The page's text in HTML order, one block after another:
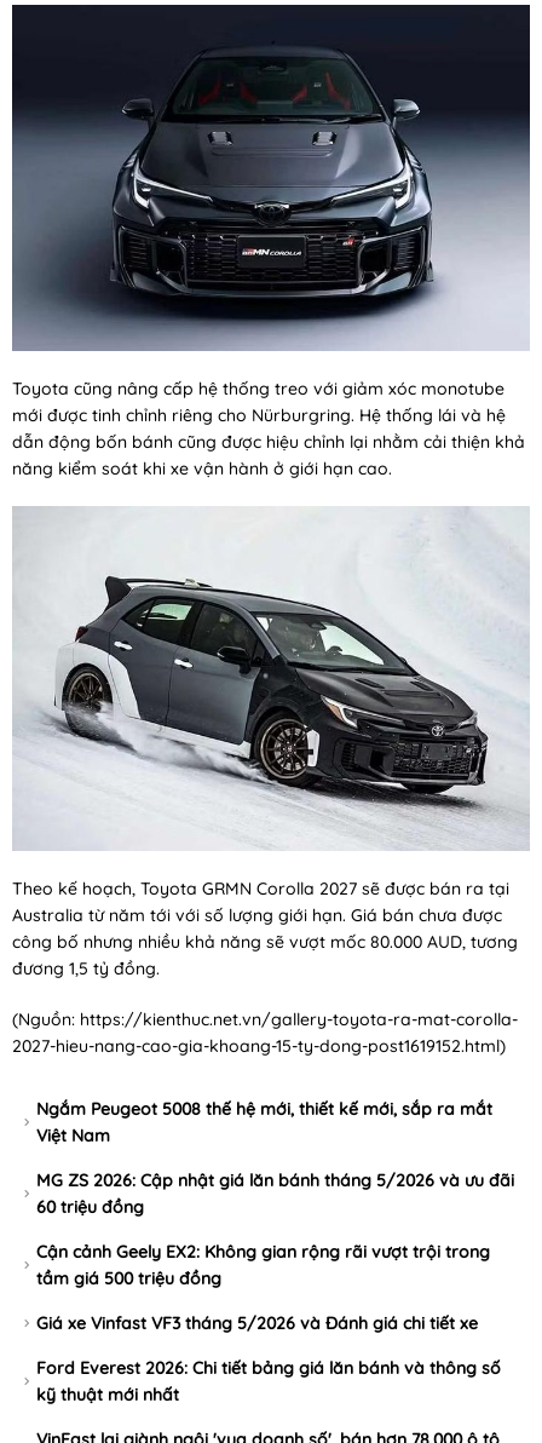
Toyota cũng nâng cấp hệ thống treo với giảm xóc monotube
mới được tinh chỉnh riêng cho Nürburgring. Hệ thống lái và hệ
dẫn động bốn bánh cũng được hiệu chỉnh lại nhằm cải thiện khả
năng kiểm soát khi xe vận hành ở giới hạn cao.
Theo kế hoạch, Toyota GRMN Corolla 2027 sẽ được bán ra tại
Australia từ năm tới với số lượng giới hạn. Giá bán chưa được
công bố nhưng nhiều khả năng sẽ vượt mốc 80.000 AUD, tương
đương 1,5 tỷ đồng.
(Nguồn: https://kienthuc.net.vn/gallery-toyota-ra-mat-corolla-
2027-hieu-nang-cao-gia-khoang-15-ty-dong-post1619152.html)
Ngắm Peugeot 5008 thế hệ mới, thiết kế mới, sắp ra mắt
Việt Nam
MG ZS 2026: Cập nhật giá lăn bánh tháng 5/2026 và ưu đãi
60 triệu đồng
Cận cảnh Geely EX2: Không gian rộng rãi vượt trội trong
tầm giá 500 triệu đồng
Giá xe Vinfast VF3 tháng 5/2026 và Đánh giá chi tiết xe
Ford Everest 2026: Chi tiết bảng giá lăn bánh và thông số
kỹ thuật mới nhất